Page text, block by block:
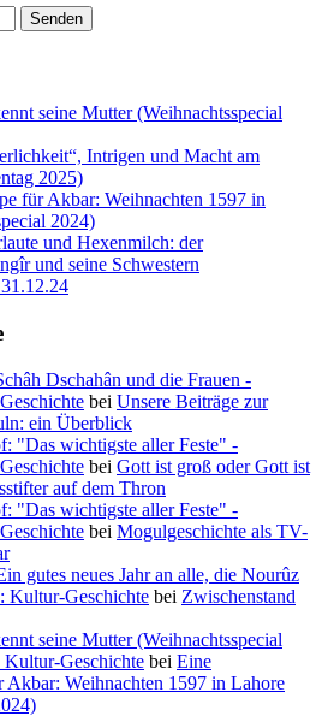
seine Mutter (Weihnachtsspecial
Intrigen und Macht am
2025)
für Akbar: Weihnachten 1597 in
2024)
und Hexenmilch: der
und seine Schwestern
Dschahân und die Frauen -
bei Unsere Beiträge zur
ein Überblick
"Das wichtigste aller Feste" -
bei Gott ist groß oder Gott ist
auf dem Thron
"Das wichtigste aller Feste" -
bei Mogulgeschichte als TV-
gutes neues Jahr an alle, die Nourûz
Kultur-Geschichte bei Zwischenstand
seine Mutter (Weihnachtsspecial
Kultur-Geschichte bei Eine
Akbar: Weihnachten 1597 in Lahore